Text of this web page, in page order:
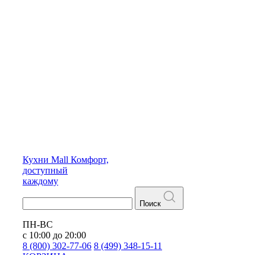
Кухни Mall Комфорт,
доступный
каждому
Поиск
ПН-ВС
с 10:00 до 20:00
8 (800) 302-77-06 8 (499) 348-15-11